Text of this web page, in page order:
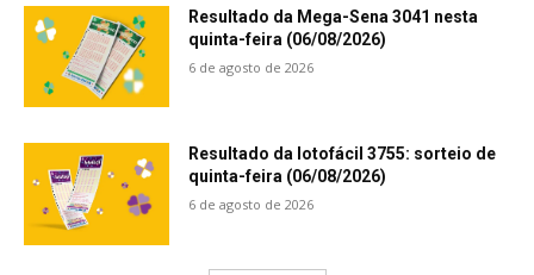
Resultado da Mega-Sena 3041 nesta
quinta-feira (06/08/2026)
6 de agosto de 2026
Resultado da lotofácil 3755: sorteio de
quinta-feira (06/08/2026)
6 de agosto de 2026